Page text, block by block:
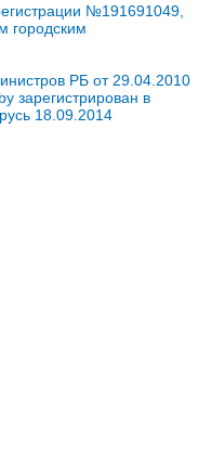
№191691049,
городским
РБ от 29.04.2010
зарегистрирован в
18.09.2014